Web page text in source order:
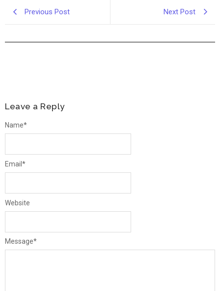
Previous Post Next Post
Leave a Reply
Message*
Name*
Email *
Website